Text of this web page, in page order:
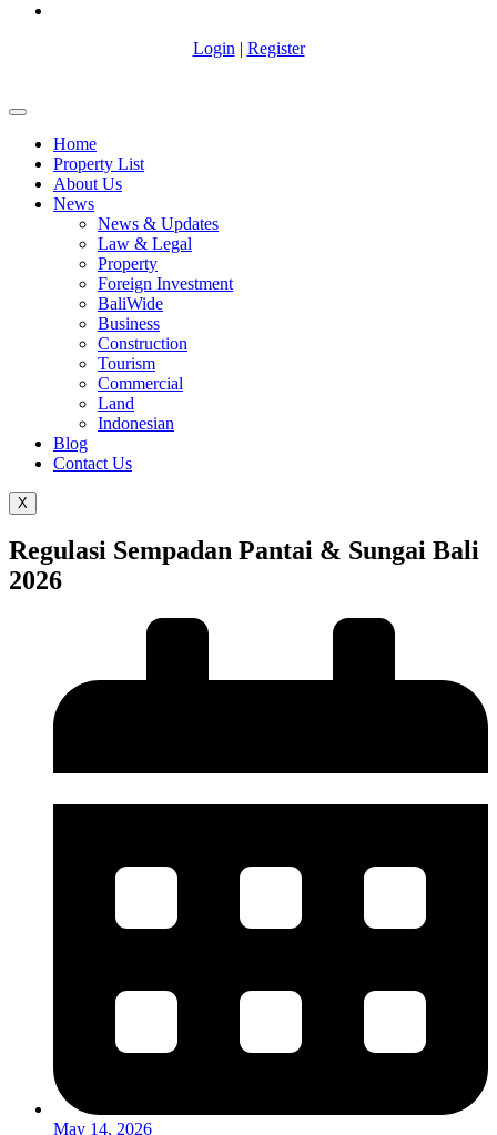
Login | Register
Home
Property List
About Us
News
News & Updates
Law & Legal
Property
Foreign Investment
BaliWide
Business
Construction
Tourism
Commercial
Land
Indonesian
Blog
Contact Us
X
Regulasi Sempadan Pantai & Sungai Bali
2026
May 14, 2026